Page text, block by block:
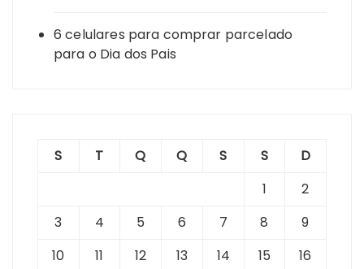
6 celulares para comprar parcelado
para o Dia dos Pais
S T Q Q S S
D
1
2
3
4 5 6 7 8
9
10
11 12 13 14 15
16